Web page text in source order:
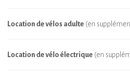
Location de vélos adulte (en
Location de vélo électrique (en